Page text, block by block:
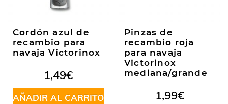
Cordón azul de
recambio para
navaja Victorinox
1,49€
AÑADIR AL CARRITO
Pinzas de
recambio roja
para navaja
Victorinox
mediana/grande
1,99€